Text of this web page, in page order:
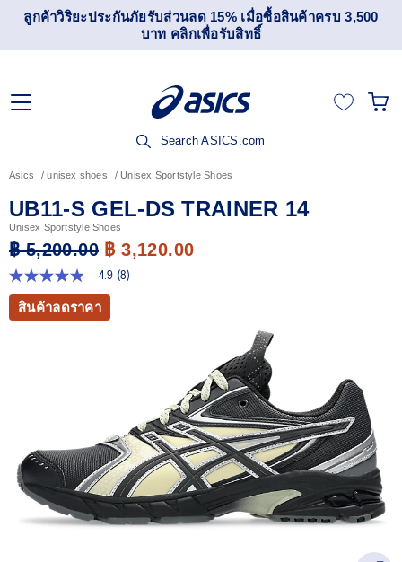
ลูกค้าวิริยะประกันภัยรับส่วนลด 15% เมื่อซื้อสินค้าครบ 3,500
บาท คลิกเพื่อรับสิทธิ์
Search ASICS.com
Asics unisex shoes Unisex Sportstyle Shoes
UB11-S GEL-DS TRAINER 14
Unisex Sportstyle Shoes
฿ 5,200.00 ฿ 3,120.00
4.9
จาก
ดาว
เดียวกัน
4.9 (8)
สินค้าลดราคา